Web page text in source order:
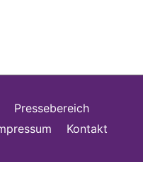
Pressebereich
Kontakt